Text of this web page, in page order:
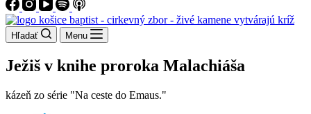
Hľadať Menu
Ježiš v knihe proroka Malachiáša
kázeň zo série "Na ceste do Emaus."